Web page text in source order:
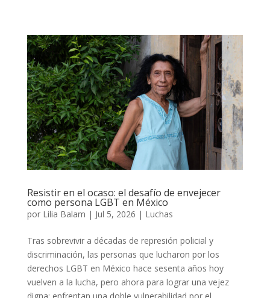
Resistir en el ocaso: el desafío de envejecer
como persona LGBT en México
por Lilia Balam | Jul 5, 2026 | Luchas
Tras sobrevivir a décadas de represión policial y
discriminación, las personas que lucharon por los
derechos LGBT en México hace sesenta años hoy
vuelven a la lucha, pero ahora para lograr una vejez